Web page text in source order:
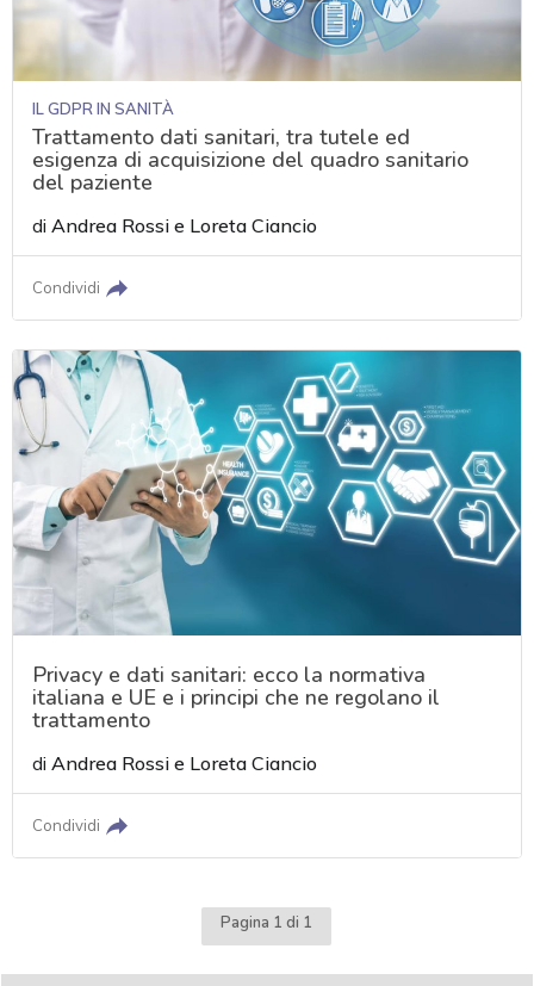
IL GDPR IN SANITÀ
Trattamento dati sanitari, tra tutele ed
esigenza di acquisizione del quadro sanitario
del paziente
diAndrea Rossi e Loreta Ciancio
Condividi
Privacy e dati sanitari: ecco la normativa
italiana e UE e i principi che ne regolano il
trattamento
diAndrea Rossi e Loreta Ciancio
Condividi
Pagina 1 di 1